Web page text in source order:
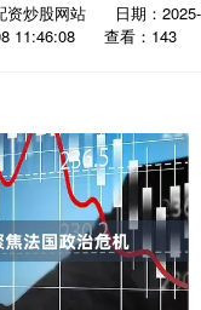
资炒股网站
日期：2025-
11:46:08
查看：143